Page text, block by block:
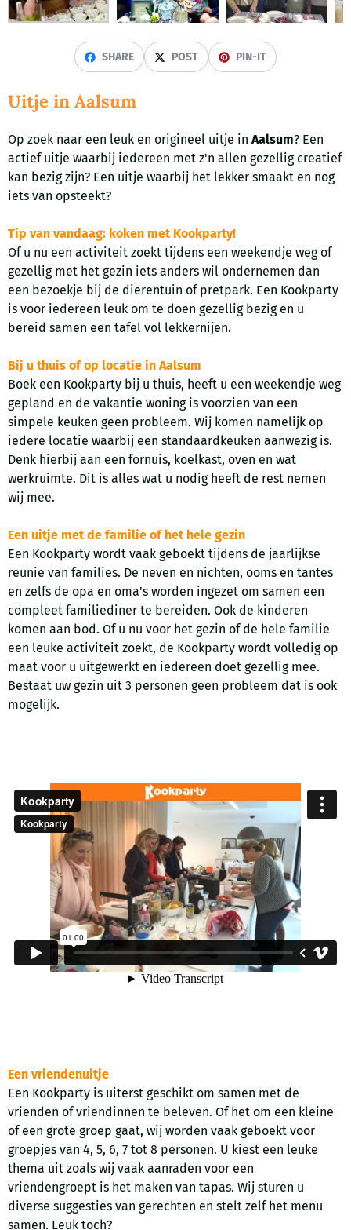
SHARE POST PIN-IT
Uitje in Aalsum
Op zoek naar een leuk en origineel uitje in Aalsum? Een
actief uitje waarbij iedereen met z'n allen gezellig creatief
kan bezig zijn? Een uitje waarbij het lekker smaakt en nog
iets van opsteekt?
Tip van vandaag: koken met Kookparty!
Of u nu een activiteit zoekt tijdens een weekendje weg of
gezellig met het gezin iets anders wil ondernemen dan
een bezoekje bij de dierentuin of pretpark. Een Kookparty
is voor iedereen leuk om te doen gezellig bezig en u
bereid samen een tafel vol lekkernijen.
Bij u thuis of op locatie in Aalsum
Boek een Kookparty bij u thuis, heeft u een weekendje weg
gepland en de vakantie woning is voorzien van een
simpele keuken geen probleem. Wij komen namelijk op
iedere locatie waarbij een standaardkeuken aanwezig is.
Denk hierbij aan een fornuis, koelkast, oven en wat
werkruimte. Dit is alles wat u nodig heeft de rest nemen
wij mee.
Een uitje met de familie of het hele gezin
Een Kookparty wordt vaak geboekt tijdens de jaarlijkse
reunie van families. De neven en nichten, ooms en tantes
en zelfs de opa en oma's worden ingezet om samen een
compleet familiediner te bereiden. Ook de kinderen
komen aan bod. Of u nu voor het gezin of de hele familie
een leuke activiteit zoekt, de Kookparty wordt volledig op
maat voor u uitgewerkt en iedereen doet gezellig mee.
Bestaat uw gezin uit 3 personen geen probleem dat is ook
mogelijk.
Een vriendenuitje
Een Kookparty is uiterst geschikt om samen met de
vrienden of vriendinnen te beleven. Of het om een kleine
of een grote groep gaat, wij worden vaak geboekt voor
groepjes van 4, 5, 6, 7 tot 8 personen. U kiest een leuke
thema uit zoals wij vaak aanraden voor een
vriendengroept is het maken van tapas. Wij sturen u
diverse suggesties van gerechten en stelt zelf het menu
samen. Leuk toch?